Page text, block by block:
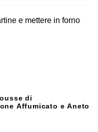
e mettere in forno
di
Affumicato e Aneto